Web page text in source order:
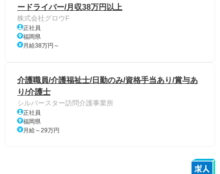
ードライバー/月収38万円以上
株式会社グロウF
正社員
福岡県
月給38万円～
介護職員/介護福祉士/日勤のみ/資格手当あり/賞与あ
り/介護士
シルバースター訪問介護事業所
正社員
福岡県
月給～29万円